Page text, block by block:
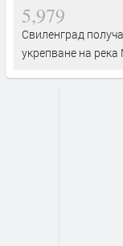
5,979
Свиленград
укрепване на